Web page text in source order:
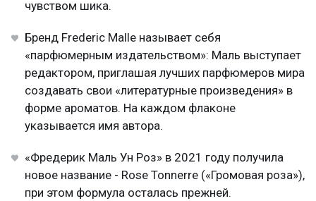
чувством шика.
Бренд Frederic Malle называет себя
«парфюмерным издательством»: Маль выступает
редактором, приглашая лучших парфюмеров мира
создавать свои «литературные произведения» в
форме ароматов. На каждом флаконе
указывается имя автора.
«Фредерик Маль Ун Роз» в 2021 году получила
новое название - Rose Tonnerre («Громовая роза»),
при этом формула осталась прежней.